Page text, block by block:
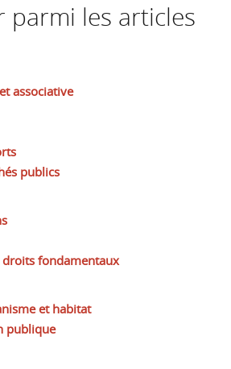
parmi les articles
associative
publics
fondamentaux
et habitat
publique